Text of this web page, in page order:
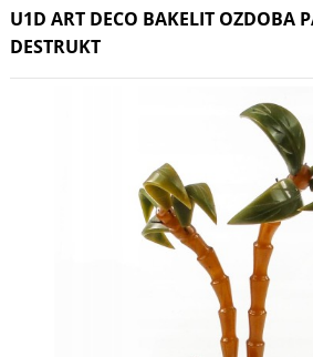
U1D ART DECO BAKELIT OZDOBA
DESTRUKT